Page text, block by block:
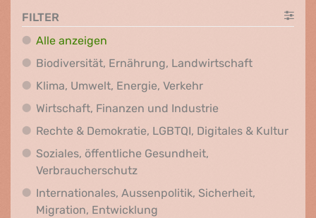
FILTER
Alle anzeigen
Biodiversität, Ernährung, Landwirtschaft
Klima, Umwelt, Energie, VerkehrKlima, Umwelt,
Wirtschaft, Finanzen und Industrie
Rechte & Demokratie, LGBTQI, Digitales & Kultur
Soziales, öffentliche Gesundheit,
Verbraucherschutz
Internationales, Aussenpolitik, Sicherheit,
Migration, Entwicklung